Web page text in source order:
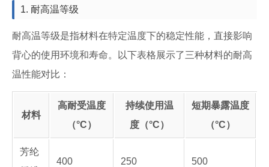
1. 耐高温等级
耐高温等级是指材料在特定温度下的稳定性能，直接影响
背心的使用环境和寿命。以下表格展示了三种材料的耐高
温性能对比：
材料
高耐受温度
（°C）
持续使用温
度（°C）
短期暴露温度
（°C）
芳纶
400 250 500